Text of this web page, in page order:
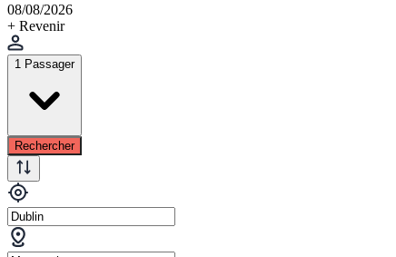
08/08/2026
+ Revenir
1 Passager
Rechercher